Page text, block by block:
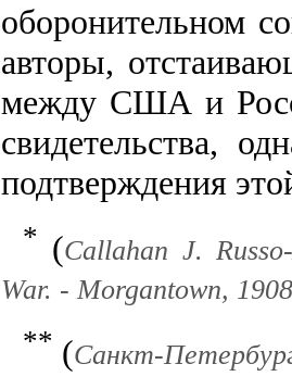
оборонительном
авторы,
между США и
свидетельства,
подтверждения
* (Callahan J.
War. - Morgantown,
** (Санкт-